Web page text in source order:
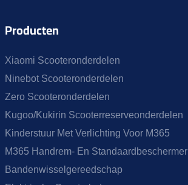
Producten
Xiaomi Scooteronderdelen
Ninebot Scooteronderdelen
Zero Scooteronderdelen
Kugoo/Kukirin Scooterreserveonderdelen
Kinderstuur Met Verlichting Voor M365
M365 Handrem- En Standaardbeschermer
Bandenwisselgereedschap